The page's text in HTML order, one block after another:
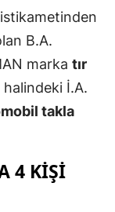
Bayburt
Karaman
Batman
B.A.
marka tır
İ.A.
takla
4 KIŞI